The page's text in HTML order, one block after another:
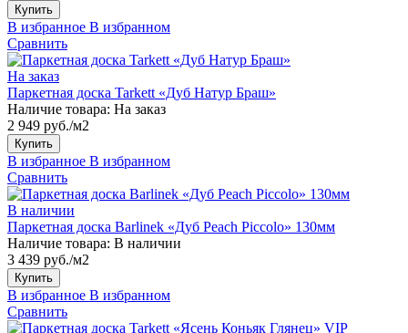
Купить
В избранное В избранном
Сравнить
На заказ
Паркетная доска Tarkett «Дуб Натур Браш»
Наличие товара: На заказ
2 949 руб./м2
Купить
В избранное В избранном
Сравнить
В наличии
Паркетная доска Barlinek «Дуб Peach Piccolo» 130мм
Наличие товара: В наличии
3 439 руб./м2
Купить
В избранное В избранном
Сравнить